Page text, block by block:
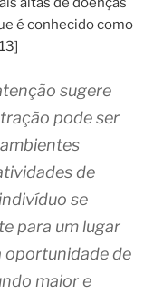
é conhecido como
sugere
pode ser
de
se
para um lugar
oportunidade de
maior e